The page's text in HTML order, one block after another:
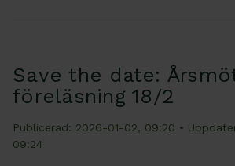
Save the date:
föreläsning 18/2
Publicerad: 2026-01-02, 09:20 •
09:24